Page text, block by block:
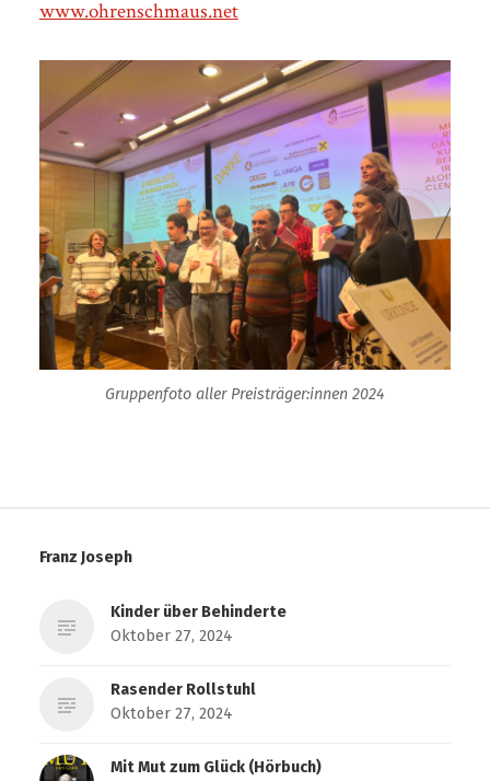
www.ohrenschmaus.net
Gruppenfoto aller Preisträger:innen 2024
Franz Joseph
Kinder über Behinderte
Oktober 27, 2024
Rasender Rollstuhl
Oktober 27, 2024
Mit Mut zum Glück (Hörbuch)